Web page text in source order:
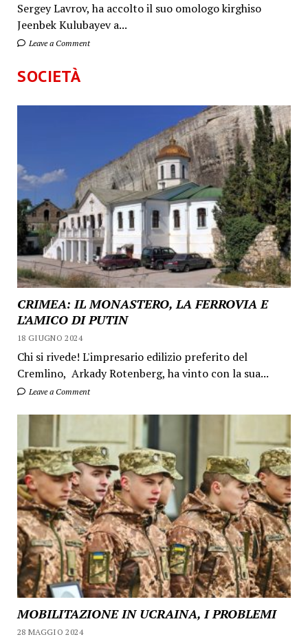
Sergey Lavrov, ha accolto il suo omologo kirghiso
Jeenbek Kulubayev a...
Leave a Comment
SOCIETÀ
CRIMEA: IL MONASTERO, LA FERROVIA E
L’AMICO DI PUTIN
18 GIUGNO 2024
Chi si rivede! L'impresario edilizio preferito del
Cremlino, Arkady Rotenberg, ha vinto con la sua...
Leave a Comment
MOBILITAZIONE IN UCRAINA, I PROBLEMI
28 MAGGIO 2024